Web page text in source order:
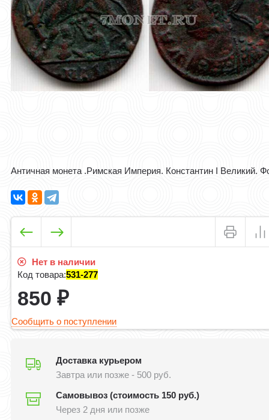
Античная монета .Римская Империя. Константин I Великий.
Нет в наличии
Код товара:531-277
850₽
Сообщить о поступлении
Доставка курьером
Завтра или позже - 500 руб.
Самовывоз (стоимость 150 руб.)
Через 2 дня или позже